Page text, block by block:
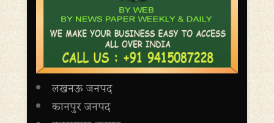
लखनऊ जनपद
कानपुर जनपद